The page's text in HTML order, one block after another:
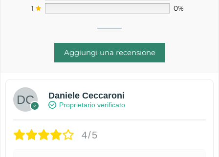
1
0%
Aggiungi una recensione
Daniele Ceccaroni
Proprietario verificato
4/5